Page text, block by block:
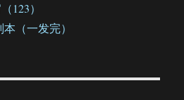
123）
（一发完）